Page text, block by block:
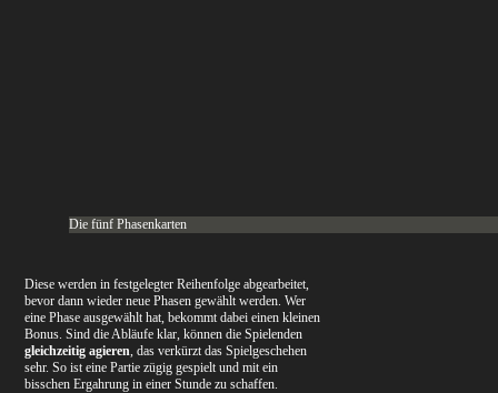
Die fünf Phasenkarten
Diese werden in festgelegter Reihenfolge abgearbeitet,
bevor dann wieder neue Phasen gewählt werden. Wer
eine Phase ausgewählt hat, bekommt dabei einen kleinen
Bonus. Sind die Abläufe klar, können die Spielenden
gleichzeitig agieren, das verkürzt das Spielgeschehen
sehr. So ist eine Partie zügig gespielt und mit ein
bisschen Ergahrung in einer Stunde zu schaffen.